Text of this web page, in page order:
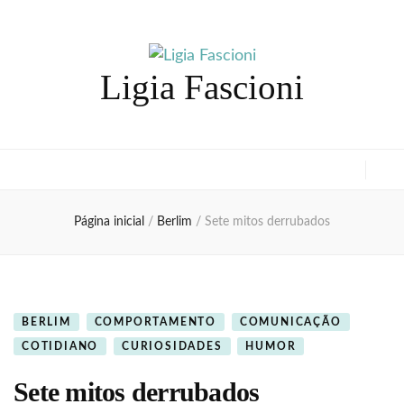
Ligia Fascioni
Página inicial / Berlim / Sete mitos derrubados
BERLIM COMPORTAMENTO COMUNICAÇÃO
COTIDIANO CURIOSIDADES HUMOR
Sete mitos derrubados